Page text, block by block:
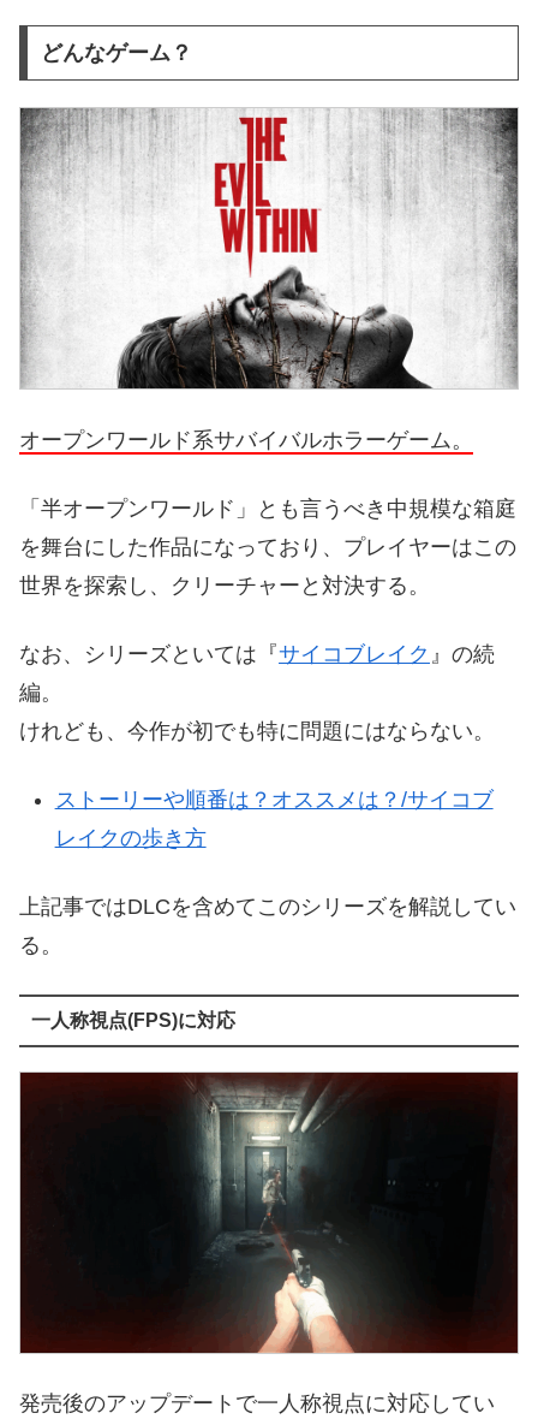
どんなゲーム？
オープンワールド系サバイバルホラーゲーム。
「半オープンワールド」とも言うべき中規模な箱庭
を舞台にした作品になっており、プレイヤーはこの
世界を探索し、クリーチャーと対決する。
なお、シリーズといては『サイコブレイク 』の続
編。
けれども、今作が初でも特に問題にはならない。
ストーリーや順番は？オススメは？/サイコブ
レイクの歩き方
上記事ではDLCを含めてこのシリーズを解説してい
る。
一人称視点(FPS)に対応
発売後のアップデートで一人称視点に対応してい